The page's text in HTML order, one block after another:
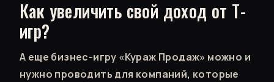
Как увеличить свой доход от Т-
игр?
А еще бизнес-игру «Кураж Продаж» можно и
нужно проводить для компаний, которые